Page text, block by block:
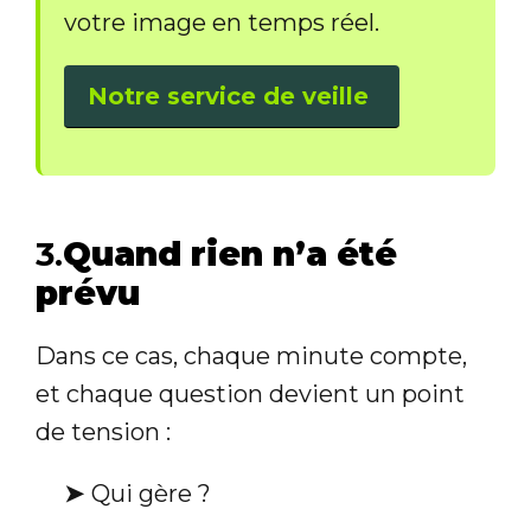
votre image en temps réel.
Notre service de veille
3.Quand rien n’a été
prévu
Dans ce cas, chaque minute compte,
et chaque question devient un point
de tension :
➤ Qui gère ?